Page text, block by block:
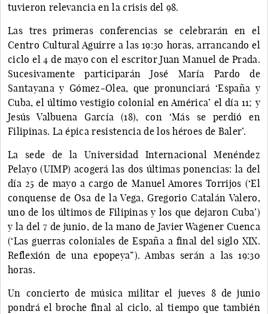
tuvieron relevancia en la crisis del 98.
Las tres primeras conferencias se celebrarán en el
Centro Cultural Aguirre a las 19:30 horas, arrancando el
ciclo el 4 de mayo con el escritor Juan Manuel de Prada.
Sucesivamente participarán José María Pardo de
Santayana y Gómez-Olea, que pronunciará ‘España y
Cuba, el último vestigio colonial en América’ el día 11; y
Jesús Valbuena García (18), con ‘Más se perdió en
Filipinas. La épica resistencia de los héroes de Baler’.
La sede de la Universidad Internacional Menéndez
Pelayo (UIMP) acogerá las dos últimas ponencias: la del
día 25 de mayo a cargo de Manuel Amores Torrijos (‘El
conquense de Osa de la Vega, Gregorio Catalán Valero,
uno de los últimos de Filipinas y los que dejaron Cuba’)
y la del 7 de junio, de la mano de Javier Wagener Cuenca
(‘Las guerras coloniales de España a final del siglo XIX.
Reflexión de una epopeya”). Ambas serán a las 19:30
horas.
Un concierto de música militar el jueves 8 de junio
pondrá el broche final al ciclo, al tiempo que también